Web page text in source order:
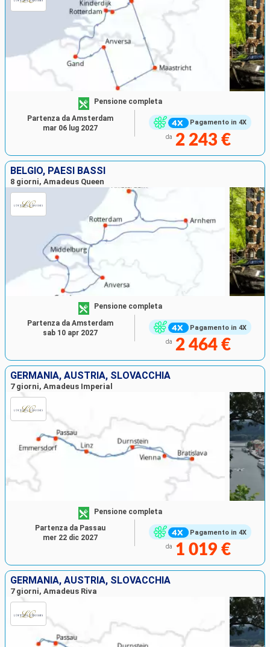
Pagamento in 4X
Pensione completa
da 2 243 €
Partenza da Amsterdam
mar 06 lug 2027
BELGIO, PAESI BASSI
8 giorni, Amadeus Queen
Pagamento in 4X
Pensione completa
da 2 464 €
Partenza da Amsterdam
sab 10 apr 2027
GERMANIA, AUSTRIA, SLOVACCHIA
7 giorni, Amadeus Imperial
Pagamento in 4X
Pensione completa
da 1 019 €
Partenza da Passau
mer 22 dic 2027
GERMANIA, AUSTRIA, SLOVACCHIA
7 giorni, Amadeus Riva